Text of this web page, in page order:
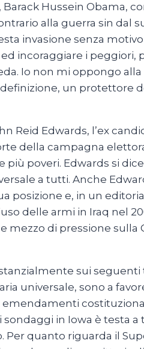
Hussein Obama,
alla guerra sin dal
invasione senza
incoraggiare i
Io non mi oppongo
un protettore
Reid Edwards, l’ex
della campagna
poveri. Edwards si
a tutti. Anche
posizione e, in un
delle armi in Iraq nel
di pressione sulla
sui seguenti
universale, sono a
in Iowa è testa
quanto riguarda il